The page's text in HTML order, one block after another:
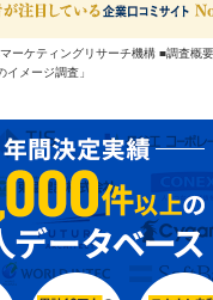
ーケティングリサーチ機構 ■調査概
メージ調査」